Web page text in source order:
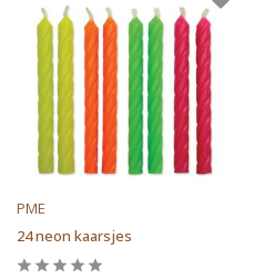
PME
24 neon kaarsjes